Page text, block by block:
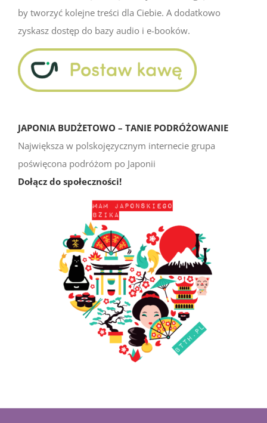
Ciekawe miejsca w Japonii: zamek
Shuri-jō (Naha, Okinawa)
Ciekawe miejsca w Japonii: zamek
Iwakuni-jō i most Kintai-kyō (Iwakuni)
Ładowanie kolejnych postów...